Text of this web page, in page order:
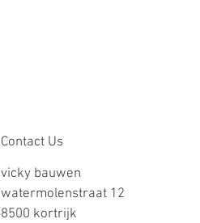
Contact Us
vicky bauwen
watermolenstraat 12
8500 kortrijk